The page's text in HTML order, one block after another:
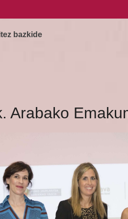
bazkide
Arabako